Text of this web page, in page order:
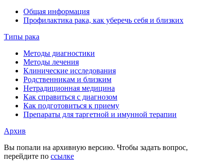
Общая информация
Профилактика рака, как уберечь себя и близких
Типы рака
Методы диагностики
Методы лечения
Клинические исследования
Родственникам и близким
Нетрадиционная медицина
Как справиться с диагнозом
Как подготовиться к приему
Препараты для таргетной и имунной терапии
Архив
Вы попали на архивную версию. Чтобы задать вопрос,
перейдите по ссылке